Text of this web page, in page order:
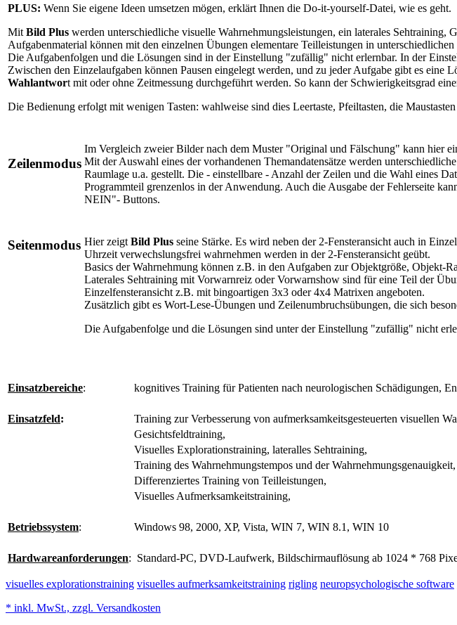
PLUS: Wenn Sie eigene Ideen umsetzen mögen, erklärt Ihnen die Do-it-yourself-Datei, wie es geht.
Mit Bild Plus werden unterschiedliche visuelle Wahrnehmungsleistungen, ein laterales
Aufgabenmaterial können mit den einzelnen Übungen elementare Teilleistungen in
Die Aufgabenfolgen und die Lösungen sind in der Einstellung "zufällig" nicht erlernbar. In der
Zwischen den Einzelaufgaben können Pausen eingelegt werden, und zu jeder Aufgabe gibt es eine
Wahlantwort mit oder ohne Zeitmessung durchgeführt werden. So kann der Schwierigkeitsgrad
Die Bedienung erfolgt mit wenigen Tasten: wahlweise sind dies Leertaste, Pfeiltasten, die
Zeilenmodus
Im Vergleich zweier Bilder nach dem Muster "Original und Fälschung" kann hier
Mit der Auswahl eines der vorhandenen Themandatensätze werden
Raumlage u.a. gestellt. Die - einstellbare - Anzahl der Zeilen und die Wahl eines
Programmteil grenzenlos in der Anwendung. Auch die Ausgabe der Fehlerseite
NEIN"- Buttons.
Seitenmodus Hier zeigt Bild Plus seine Stärke. Es wird neben der 2-Fensteransicht auch in
Uhrzeit verwechslungsfrei wahrnehmen werden in der 2-Fensteransicht geübt.
Basics der Wahrnehmung können z.B. in den Aufgaben zur Objektgröße, Objekt-
Laterales Sehtraining mit Vorwarnreiz oder Vorwarnshow sind für eine Teil der
Einzelfensteransicht z.B. mit bingoartigen 3x3 oder 4x4 Matrixen angeboten.
Zusätzlich gibt es Wort-Lese-Übungen und Zeilenumbruchsübungen, die sich
Die Aufgabenfolge und die Lösungen sind unter der Einstellung "zufällig" nicht
Einsatzbereiche: kognitives Training für Patienten nach neurologischen Schädigungen,
Einsatzfeld:
Training zur Verbesserung von aufmerksamkeitsgesteuerten visuellen
Gesichtsfeldtraining,
Visuelles Explorationstraining, lateralles Sehtraining,
Training des Wahrnehmungstempos und der Wahrnehmungsgenauigkeit,
Differenziertes Training von Teilleistungen,
Visuelles Aufmerksamkeitstraining,
Betriebssystem: Windows 98, 2000, XP, Vista, WIN 7, WIN 8.1, WIN 10
Hardwareanforderungen: Standard-PC, DVD-Laufwerk, Bildschirmauflösung ab 1024 * 768
visuelles explorationstraining visuelles aufmerksamkeitstraining rigling neuropsychologische software
* inkl. MwSt., zzgl. Versandkosten